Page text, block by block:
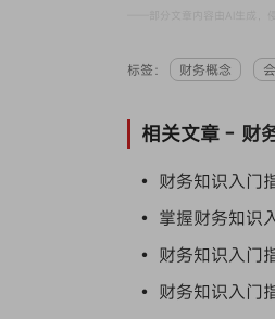
标签： 财务概念
相关文章 - 财
• 财务知识入门
• 掌握财务知识
• 财务知识入门
• 财务知识入门